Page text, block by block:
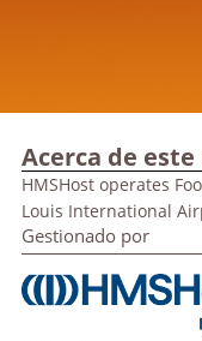
Acerca de
HMSHost operates
Louis International
Gestionado por